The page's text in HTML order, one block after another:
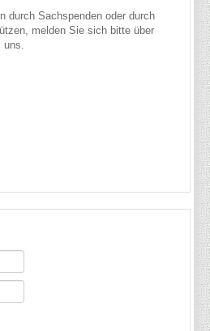
durch Sachspenden oder durch
melden Sie sich bitte über
uns.